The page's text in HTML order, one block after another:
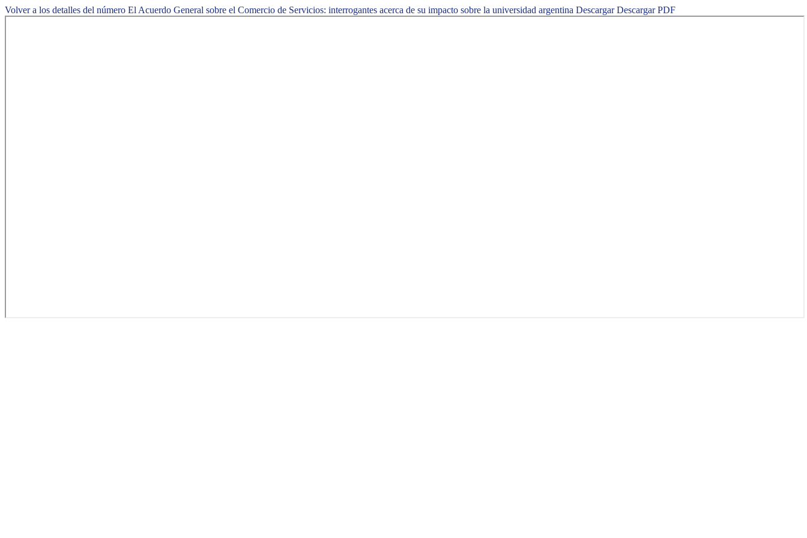
Volver a los detalles del número El Acuerdo General sobre el Comercio de Servicios: interrogantes acerca de su impacto sobre la universidad argentina DescargarDescargar PDF